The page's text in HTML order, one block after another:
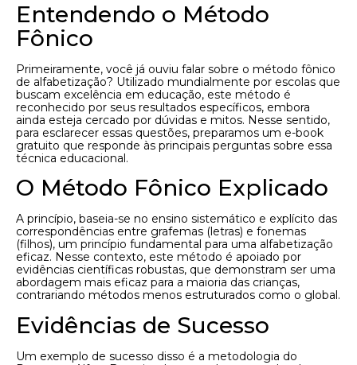
Entendendo o Método
Fônico
Primeiramente, você já ouviu falar sobre o método fônico
de alfabetização? Utilizado mundialmente por escolas que
buscam excelência em educação, este método é
reconhecido por seus resultados específicos, embora
ainda esteja cercado por dúvidas e mitos. Nesse sentido,
para esclarecer essas questões, preparamos um e-book
gratuito que responde às principais perguntas sobre essa
técnica educacional.
O Método Fônico Explicado
A princípio, baseia-se no ensino sistemático e explícito das
correspondências entre grafemas (letras) e fonemas
(filhos), um princípio fundamental para uma alfabetização
eficaz. Nesse contexto, este método é apoiado por
evidências científicas robustas, que demonstram ser uma
abordagem mais eficaz para a maioria das crianças,
contrariando métodos menos estruturados como o global.
Evidências de Sucesso
Um exemplo de sucesso disso é a metodologia do